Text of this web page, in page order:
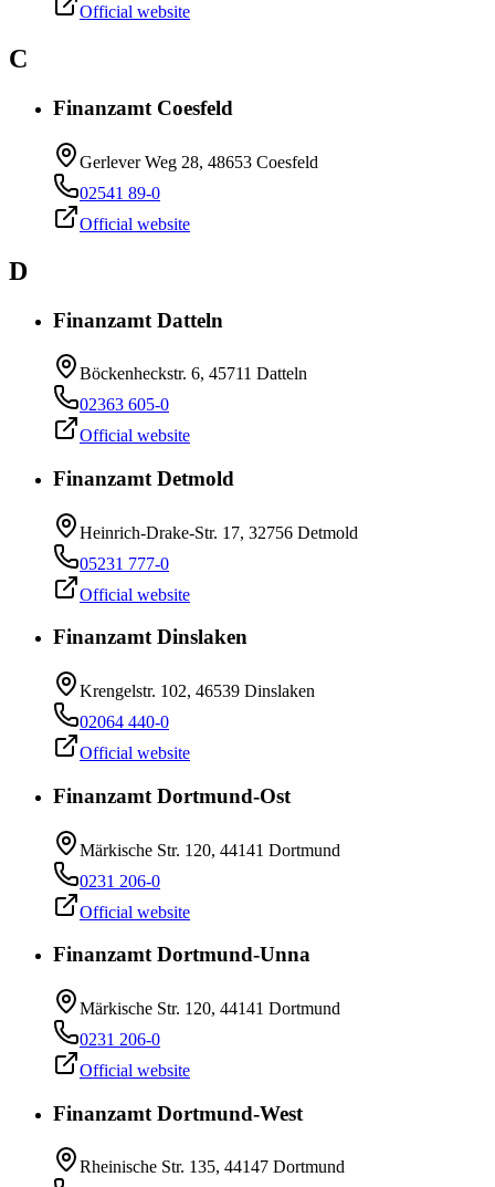
Official website
C
Finanzamt Coesfeld
Gerlever Weg 28, 48653 Coesfeld
02541 89-0
Official website
D
Finanzamt Datteln
Böckenheckstr. 6, 45711 Datteln
02363 605-0
Official website
Finanzamt Detmold
Heinrich-Drake-Str. 17, 32756 Detmold
05231 777-0
Official website
Finanzamt Dinslaken
Krengelstr. 102, 46539 Dinslaken
02064 440-0
Official website
Finanzamt Dortmund-Ost
Märkische Str. 120, 44141 Dortmund
0231 206-0
Official website
Finanzamt Dortmund-Unna
Märkische Str. 120, 44141 Dortmund
0231 206-0
Official website
Finanzamt Dortmund-West
Rheinische Str. 135, 44147 Dortmund